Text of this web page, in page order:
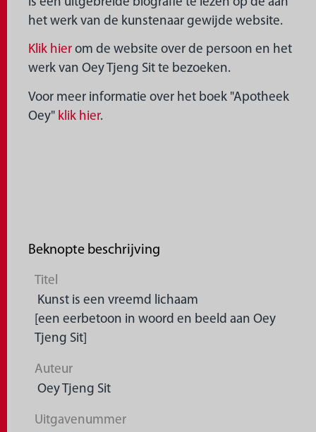
het werk van de kunstenaar gewijde website.
Klik hier om de website over de persoon en het
werk van Oey Tjeng Sit te bezoeken.
Voor meer informatie over het boek "Apotheek
Oey" klik hier.
Beknopte beschrijving
Titel
Kunst is een vreemd lichaam
[een eerbetoon in woord en beeld aan Oey
Tjeng Sit]
Auteur
Oey Tjeng Sit
Uitgavenummer